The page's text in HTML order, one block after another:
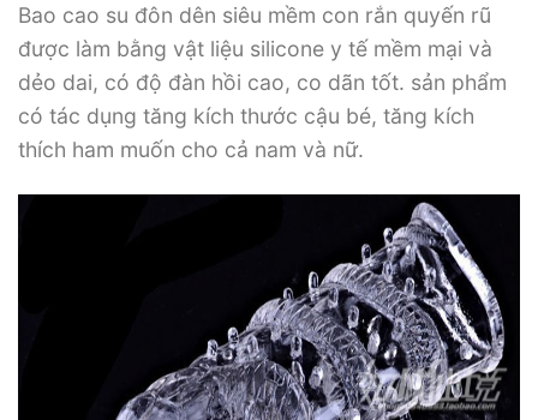
Bao cao su đôn dên siêu mềm con rắn quyến rũ
được làm bằng vật liệu silicone y tế mềm mại và
dẻo dai, có độ đàn hồi cao, co dãn tốt. sản phẩm
có tác dụng tăng kích thước cậu bé, tăng kích
thích ham muốn cho cả nam và nữ.